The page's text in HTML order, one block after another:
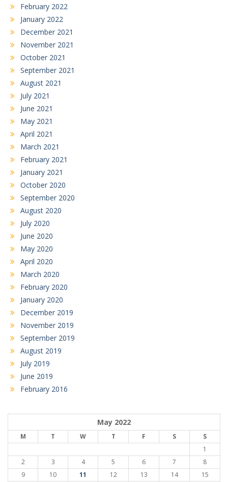
February 2022
January 2022
December 2021
November 2021
October 2021
September 2021
August 2021
July 2021
June 2021
May 2021
April 2021
March 2021
February 2021
January 2021
October 2020
September 2020
August 2020
July 2020
June 2020
May 2020
April 2020
March 2020
February 2020
January 2020
December 2019
November 2019
September 2019
August 2019
July 2019
June 2019
February 2016
May 2022
M T W T F S
S
1
2
3 4 5 6 7
8
9
10 11 12 13 14
15